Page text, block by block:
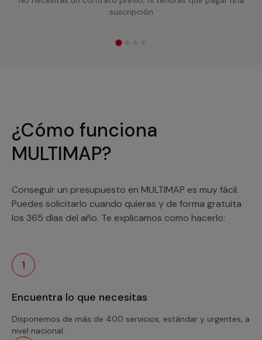
suscripción
¿Cómo funciona
MULTIMAP?
Conseguir un presupuesto en MULTIMAP es muy fácil.
Puedes solicitarlo cuando quieras y de forma gratuita
los 365 días del año. Te explicamos como hacerlo:
1
Encuentra lo que necesitas
Disponemos de más de 400 servicios, estándar y urgentes, a
nivel nacional.